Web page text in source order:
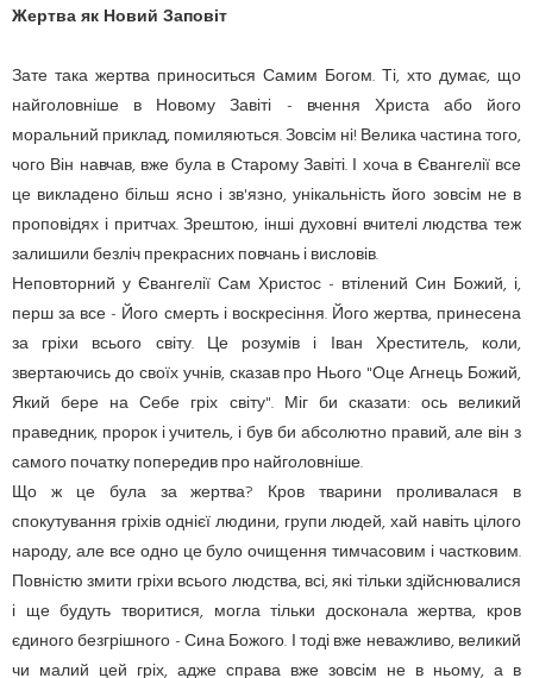
Жертва як Новий Заповіт
Зате така жертва приноситься Самим Богом. Ті, хто думає, що
найголовніше в Новому Завіті - вчення Христа або його
моральний приклад, помиляються. Зовсім ні! Велика частина того,
чого Він навчав, вже була в Старому Завіті. І хоча в Євангелії все
це викладено більш ясно і зв'язно, унікальність його зовсім не в
проповідях і притчах. Зрештою, інші духовні вчителі людства теж
залишили безліч прекрасних повчань і висловів.
Неповторний у Євангелії Сам Христос - втілений Син Божий, і,
перш за все - Його смерть і воскресіння. Його жертва, принесена
за гріхи всього світу. Це розумів і Іван Хреститель, коли,
звертаючись до своїх учнів, сказав про Нього "Оце Агнець Божий,
Який бере на Себе гріх світу". Міг би сказати: ось великий
праведник, пророк і учитель, і був би абсолютно правий, але він з
самого початку попередив про найголовніше.
Що ж це була за жертва? Кров тварини проливалася в
спокутування гріхів однієї людини, групи людей, хай навіть цілого
народу, але все одно це було очищення тимчасовим і частковим.
Повністю змити гріхи всього людства, всі, які тільки здійснювалися
і ще будуть творитися, могла тільки досконала жертва, кров
єдиного безгрішного - Сина Божого. І тоді вже неважливо, великий
чи малий цей гріх, адже справа вже зовсім не в ньому, а в